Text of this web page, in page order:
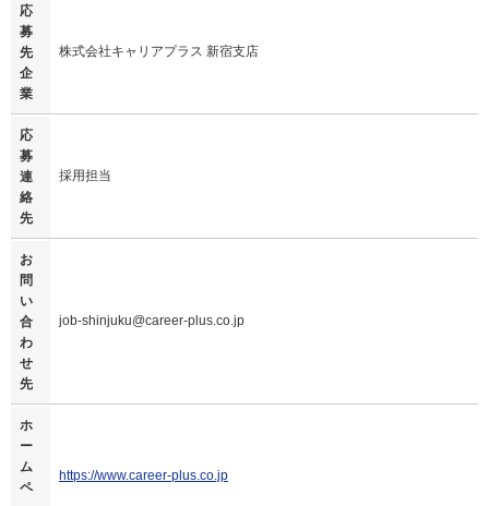
応
募
先
企
業
株式会社キャリアプラス 新宿支店
応
募
連
絡
先
採用担当
お
問
い
合
わ
せ
先
job-shinjuku@career-plus.co.jp
ホ
ー
ム
ペ
https://www.career-plus.co.jp